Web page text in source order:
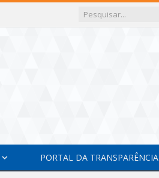
PORTAL DA TRANSPARÊNCIA